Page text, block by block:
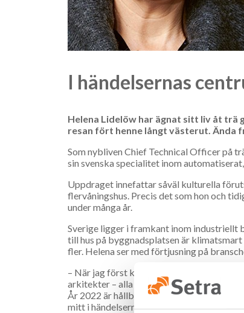
I händelsernas
Helena Lidelöw har ägnat sitt liv åt trä
resan fört henne långt västerut. Ända
Som nybliven Chief Technical Officer på
sin svenska specialitet inom
Uppdraget innefattar såväl kulturella
flervåningshus. Precis det som hon och
under många år.
Sverige ligger i framkant inom industriellt
till hus på bygg­nadsplatsen är
fler. Helena ser med förtjusning på
– När jag först kom i kontakt med
arkitekter – alla var skeptiska till att
År 2022 är hållbarhet, koldioxidav­tryck,
mitt i händelsernas centrum, säger Helena.